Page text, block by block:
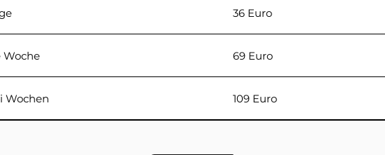
36 Euro
Woche 69 Euro
Wochen 109 Euro